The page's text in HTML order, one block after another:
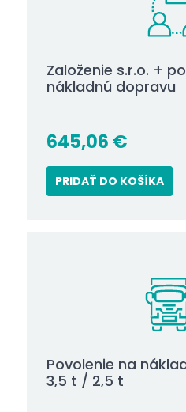
Založenie s.r.o. +
nákladnú dopravu
645,06 €
PRIDAŤ DO KOŠÍKA
Povolenie na
3,5 t / 2,5 t